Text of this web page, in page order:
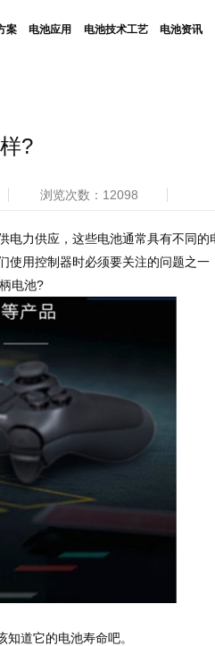
案 电池应用 电池技术工艺 电池资讯
?
浏览次数：12098
电力供应，这些电池通常具有不同的
使用控制器时必须要关注的问题之一
电池?
道它的电池寿命吧。